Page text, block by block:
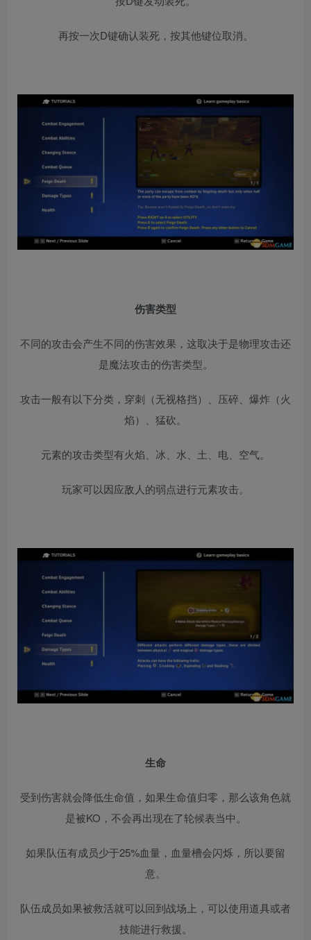
再按一次D键确认装死，按其他键位取消。
伤害类型
不同的攻击会产生不同的伤害效果，这取决于是物理攻击还
是魔法攻击的伤害类型。
攻击一般有以下分类，穿刺（无视格挡）、压碎、爆炸（火
焰）、猛砍。
元素的攻击类型有火焰、冰、水、土、电、空气。
玩家可以因应敌人的弱点进行元素攻击。
生命
受到伤害就会降低生命值，如果生命值归零，那么该角色就
是被KO，不会再出现在了轮候表当中。
如果队伍有成员少于25%血量，血量槽会闪烁，所以要留
意。
队伍成员如果被救活就可以回到战场上，可以使用道具或者
技能进行救援。